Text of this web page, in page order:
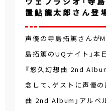
置鮎龍太郎さん登
声優の寺島拓篤さんが
島拓篤のUQナイト」本
『悠久幻想曲 2nd
念して、ゲストに声優
曲 2nd Album」アルベ